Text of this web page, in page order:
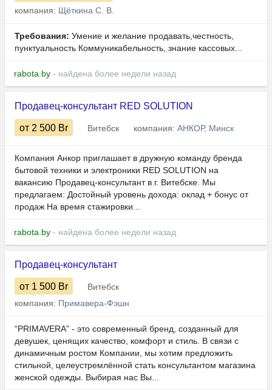
компания: Щёткина С. В.
Требования: Умение и желание продавать,честность,
пунктуальность Коммуникабельность, знание кассовых...
rabota.by - найдена более недели назад
Продавец-консультант RED SOLUTION
от 2 500 Br Витебск компания: АНКОР, Минск
Компания Анкор приглашает в дружную команду бренда
бытовой техники и электроники RED SOLUTION на
вакансию Продавец-консультант в г. Витебске. Мы
предлагаем: Достойный уровень дохода: оклад + бонус от
продаж На время стажировки...
rabota.by - найдена более недели назад
Продавец-консультант
от 1 500 Br
Витебск
компания: Примавера-Фэшн
“PRIMAVERA” - это современный бренд, созданный для
девушек, ценящих качество, комфорт и стиль. В связи с
динамичным ростом Компании, мы хотим предложить
стильной, целеустремлённой стать консультантом магазина
женской одежды. Выбирая нас Вы...